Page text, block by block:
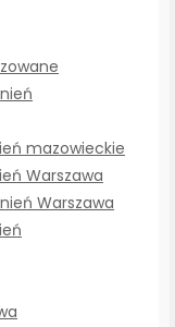
mazowieckie
Warszawa
Warszawa